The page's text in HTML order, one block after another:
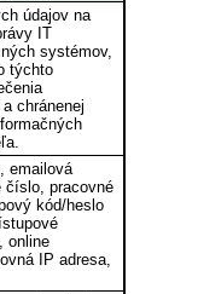
údajov na
IT
systémov,
týchto
chránenej
emailová
číslo, pracovné
kód/heslo
online
IP adresa,